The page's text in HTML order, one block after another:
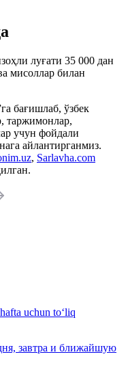
луғати 35 000 дан
мисоллар билан
бағишлаб, ўзбек
таржимонлар,
учун фойдали
айлантирганмиз.
, Sarlavha.com
uchun to‘liq
завтра и ближайшую